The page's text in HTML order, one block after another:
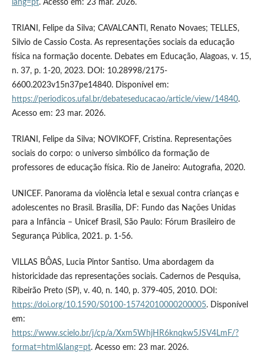
lang=pt. Acesso em: 23 mar. 2026.
TRIANI, Felipe da Silva; CAVALCANTI, Renato Novaes; TELLES,
Silvio de Cassio Costa. As representações sociais da educação
física na formação docente. Debates em Educação, Alagoas, v. 15,
n. 37, p. 1-20, 2023. DOI: 10.28998/2175-
6600.2023v15n37pe14840. Disponível em:
https://periodicos.ufal.br/debateseducacao/article/view/14840.
Acesso em: 23 mar. 2026.
TRIANI, Felipe da Silva; NOVIKOFF, Cristina. Representações
sociais do corpo: o universo simbólico da formação de
professores de educação física. Rio de Janeiro: Autografia, 2020.
UNICEF. Panorama da violência letal e sexual contra crianças e
adolescentes no Brasil. Brasília, DF: Fundo das Nações Unidas
para a Infância – Unicef Brasil, São Paulo: Fórum Brasileiro de
Segurança Pública, 2021. p. 1-56.
VILLAS BÔAS, Lucia Pintor Santiso. Uma abordagem da
historicidade das representações sociais. Cadernos de Pesquisa,
Ribeirão Preto (SP), v. 40, n. 140, p. 379-405, 2010. DOI:
https://doi.org/10.1590/S0100-15742010000200005. Disponível
em:
https://www.scielo.br/j/cp/a/Xxm5WhjHR6knqkw5JSV4LmF/?
format=html&lang=pt. Acesso em: 23 mar. 2026.